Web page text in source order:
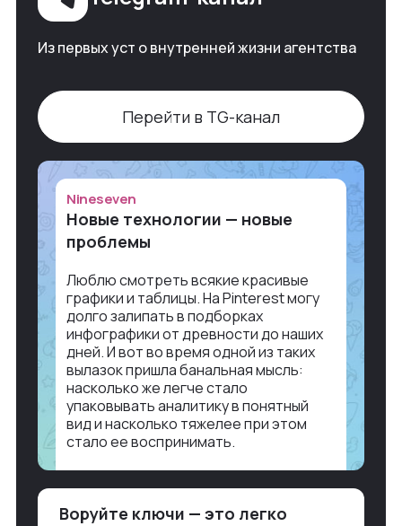
Из первых уст о внутренней жизни агентства
Перейти в TG-канал
Nineseven
Новые технологии — новые
проблемы
Люблю смотреть всякие красивые
графики и таблицы. На Pinterest могу
долго залипать в подборках
инфографики от древности до наших
дней. И вот во время одной из таких
вылазок пришла банальная мысль:
насколько же легче стало
упаковывать аналитику в понятный
вид и насколько тяжелее при этом
стало ее воспринимать.
аналитикой лет 15 назад, нужно было:
Воруйте ключи — это легко